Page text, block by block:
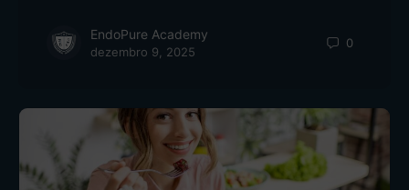
EndoPure Academy
dezembro 9, 2025
0